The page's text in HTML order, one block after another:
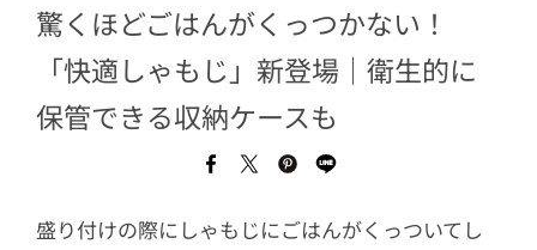
驚くほどごはんがくっつかない！
「快適しゃもじ」新登場｜衛生的に
保管できる収納ケースも
盛り付けの際にしゃもじにごはんがくっついてし